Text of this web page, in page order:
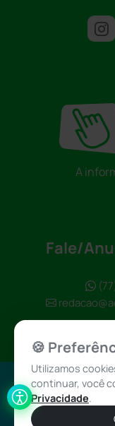
A
Fale/
Política de
Privacidade
🍪
Utilizamos
continuar, você
Privacidade.